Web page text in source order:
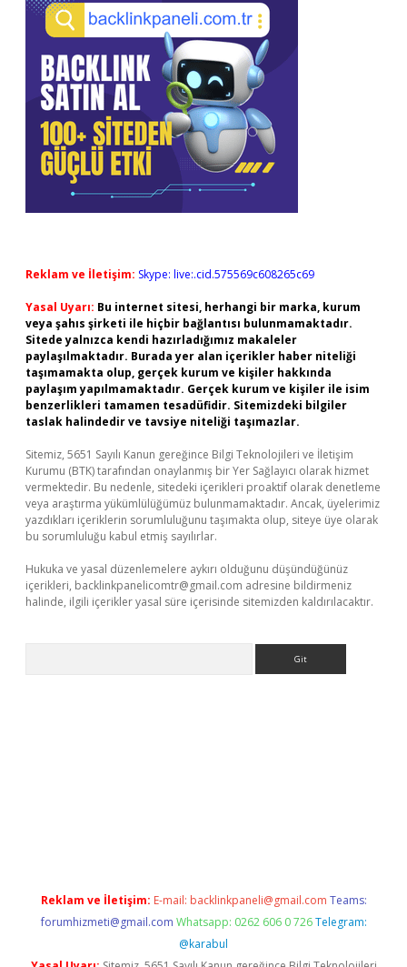
Reklam ve İletişim: Skype: live:.cid.575569c608265c69
Yasal Uyarı: Bu internet sitesi, herhangi bir marka, kurum
veya şahıs şirketi ile hiçbir bağlantısı bulunmamaktadır.
Sitede yalnızca kendi hazırladığımız makaleler
paylaşılmaktadır. Burada yer alan içerikler haber niteliği
taşımamakta olup, gerçek kurum ve kişiler hakkında
paylaşım yapılmamaktadır. Gerçek kurum ve kişiler ile isim
benzerlikleri tamamen tesadüfidir. Sitemizdeki bilgiler
taslak halindedir ve tavsiye niteliği taşımazlar.
Sitemiz, 5651 Sayılı Kanun gereğince Bilgi Teknolojileri ve İletişim
Kurumu (BTK) tarafından onaylanmış bir Yer Sağlayıcı olarak hizmet
vermektedir. Bu nedenle, sitedeki içerikleri proaktif olarak denetleme
veya araştırma yükümlülüğümüz bulunmamaktadır. Ancak, üyelerimiz
yazdıkları içeriklerin sorumluluğunu taşımakta olup, siteye üye olarak
bu sorumluluğu kabul etmiş sayılırlar.
Hukuka ve yasal düzenlemelere aykırı olduğunu düşündüğünüz
içerikleri, backlinkpanelicomtr@gmail.com adresine bildirmeniz
halinde, ilgili içerikler yasal süre içerisinde sitemizden kaldırılacaktır.
Reklam ve İletişim: E-mail: backlinkpaneli@gmail.com Teams:
forumhizmeti@gmail.com Whatsapp: 0262 606 0 726 Telegram:
@karabul